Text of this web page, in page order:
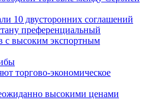
10 двусторонних соглашений
преференциальный
с высоким экспортным
торгово-экономическое
высокими ценами